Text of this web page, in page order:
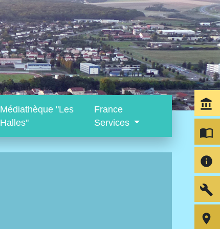
Médiathèque "Les
Halles"
France
Services
account_balance
import_contacts
info
build
room